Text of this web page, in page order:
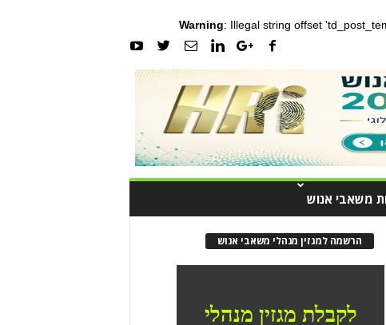
Warning: Illegal string offset
משאבי אנוש
הרשמה למגזין מנהלי משאבי אנוש